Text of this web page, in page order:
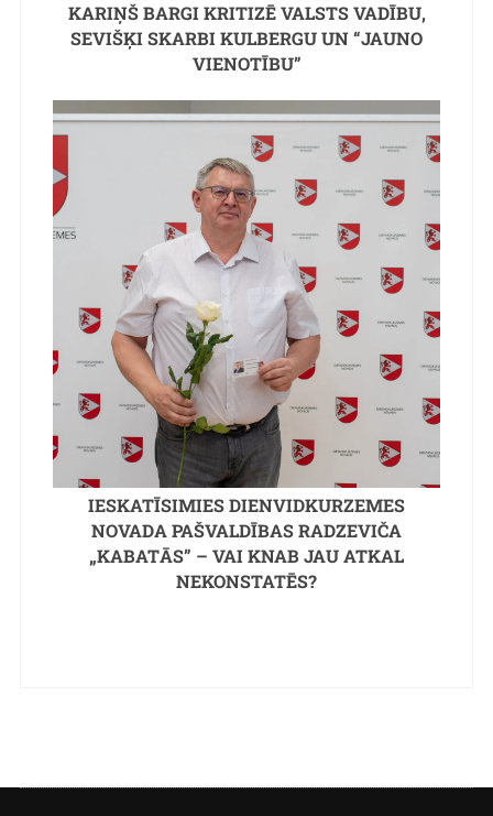
KARIŅŠ BARGI KRITIZĒ VALSTS VADĪBU,
SEVIŠĶI SKARBI KULBERGU UN “JAUNO
VIENOTĪBU”
IESKATĪSIMIES DIENVIDKURZEMES
NOVADA PAŠVALDĪBAS RADZEVIČA
„KABATĀS” – VAI KNAB JAU ATKAL
NEKONSTATĒS?